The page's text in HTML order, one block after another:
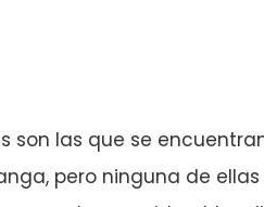
son las que se
pero ninguna de